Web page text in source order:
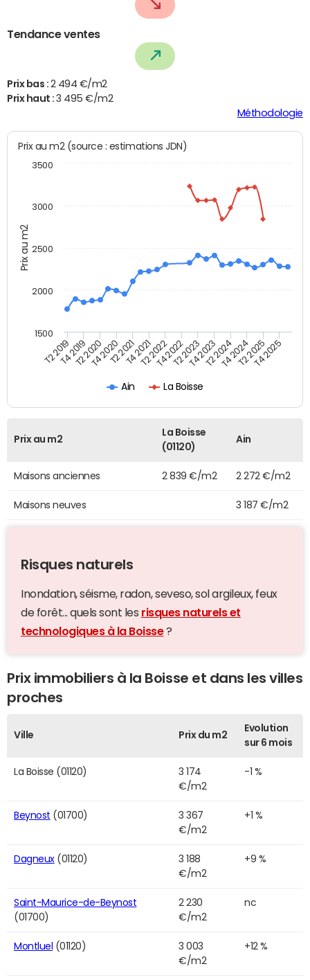
Tendance ventes
Prix bas : 2 494 €/m2
Prix haut :3 495 €/m2
Méthodologie
Prix au m2
Prix au m2 (source : estimations JDN)
Ain La Boisse
T2 2019T4 2019T2 2020T4 2020T2 2021T4 2021T2 2022T4 2022T2 2023T4 2023T2 2024T4 2024T2 2025T4 2025
1500
2000
2500
3000
3500
Prix au m2
La Boisse
(01120)
Ain
Maisons anciennes 2 839 €/m2 2 272 €/m2
Maisons neuves 3 187 €/m2
Risques naturels
Inondation, séisme, radon, seveso, sol argileux, feux
de forêt... quels sont les risques naturels et
technologiques à la Boisse?
Prix immobiliers à la Boisse et dans les villes
proches
Ville Prix du m2
Evolution
sur 6 mois
La Boisse (01120)
3 174
€/m2
-1 %
Beynost (01700)
3 367
€/m2
+1 %
Dagneux(01120)
3 188
€/m2
+9 %
Saint-Maurice-de-Beynost
(01700)
2 230
€/m2
nc
Montluel (01120)
3 003
€/m2
+12 %